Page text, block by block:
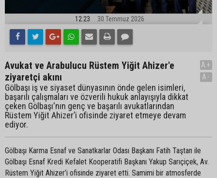
12:23 30 Temmuz 2026
Avukat ve Arabulucu Rüstem Yiğit Ahizer'e
ziyaretçi akını
Gölbaşı iş ve siyaset dünyasının önde gelen isimleri,
başarılı çalışmaları ve özverili hukuk anlayışıyla dikkat
çeken Gölbaşı'nın genç ve başarılı avukatlarından
Rüstem Yiğit Ahizer’i ofisinde ziyaret etmeye devam
ediyor.
A+
A-
Gölbaşı Karma Esnaf ve Sanatkarlar Odası Başkanı Fatih Taştan ile
Gölbaşı Esnaf Kredi Kefalet Kooperatifi Başkanı Yakup Sarıçiçek, Av.
Rüstem Yiğit Ahizer’i ofisinde ziyaret etti. Samimi bir atmosferde